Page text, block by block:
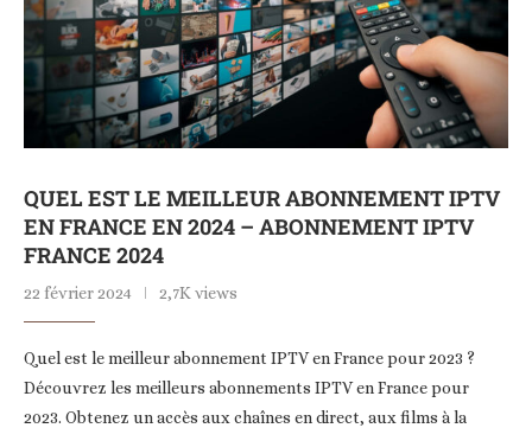
QUEL EST LE MEILLEUR ABONNEMENT IPTV
EN FRANCE EN 2024 – ABONNEMENT IPTV
FRANCE 2024
22 février 2024 2,7K views
Quel est le meilleur abonnement IPTV en France pour 2023 ?
Découvrez les meilleurs abonnements IPTV en France pour
2023. Obtenez un accès aux chaînes en direct, aux films à la